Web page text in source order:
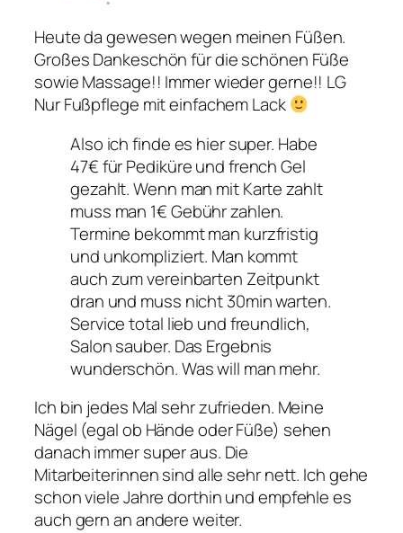
Heute da gewesen wegen meinen Füßen.
Großes Dankeschön für die schönen Füße
sowie Massage!! Immer wieder gerne!! LG
Nur Fußpflege mit einfachem Lack
Also ich finde es hier super. Habe
47€ für Pediküre und french Gel
gezahlt. Wenn man mit Karte zahlt
muss man 1€ Gebühr zahlen.
Termine bekommt man kurzfristig
und unkompliziert. Man kommt
auch zum vereinbarten Zeitpunkt
dran und muss nicht 30min warten.
Service total lieb und freundlich,
Salon sauber. Das Ergebnis
wunderschön. Was will man mehr.
Ich bin jedes Mal sehr zufrieden. Meine
Nägel (egal ob Hände oder Füße) sehen
danach immer super aus. Die
Mitarbeiterinnen sind alle sehr nett. Ich gehe
schon viele Jahre dorthin und empfehle es
auch gern an andere weiter.